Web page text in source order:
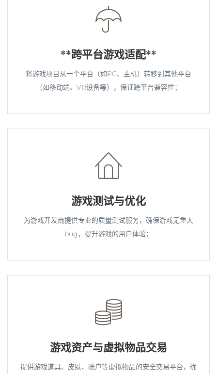
**跨平台游戏适配**
将游戏项目从一个平台（如PC、主机）转移到其他平台
（如移动端、VR设备等），保证跨平台兼容性；
游戏测试与优化
为游戏开发商提供专业的质量测试服务，确保游戏无重大
bug，提升游戏的用户体验；
游戏资产与虚拟物品交易
提供游戏道具、皮肤、账户等虚拟物品的安全交易平台，确